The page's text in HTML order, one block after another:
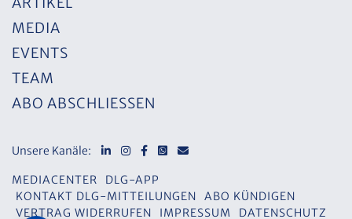
MEDIA
EVENTS
TEAM
ABO ABSCHLIESSEN
Unsere Kanäle:
MEDIACENTER
DLG-APP
KONTAKT DLG-MITTEILUNGEN
ABO KÜNDIGEN
VERTRAG WIDERRUFEN
IMPRESSUM DATENSCHUTZ